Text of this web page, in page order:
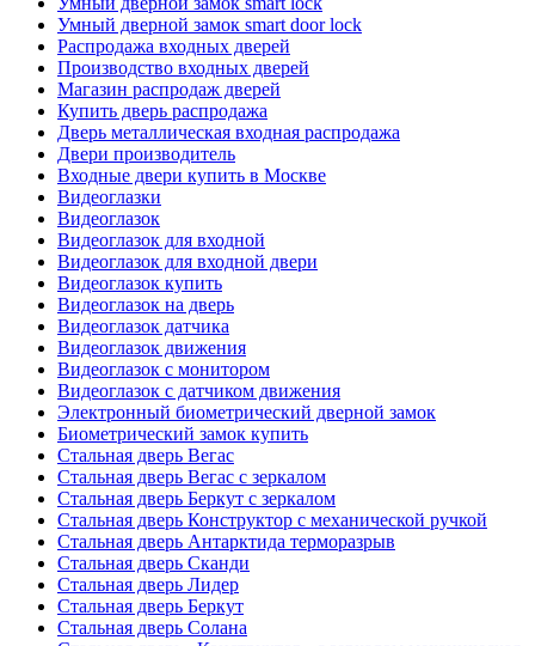
Умный дверной замок smart door lock
Распродажа входных дверей
Производство входных дверей
Магазин распродаж дверей
Купить дверь распродажа
Дверь металлическая входная распродажа
Двери производитель
Входные двери купить в Москве
Видеоглазки
Видеоглазок
Видеоглазок для входной
Видеоглазок для входной двери
Видеоглазок купить
Видеоглазок на дверь
Видеоглазок датчика
Видеоглазок движения
Видеоглазок с монитором
Видеоглазок с датчиком движения
Электронный биометрический дверной замок
Биометрический замок купить
Стальная дверь Вегас
Стальная дверь Вегас с зеркалом
Стальная дверь Беркут с зеркалом
Стальная дверь Конструктор с механической ручкой
Стальная дверь Антарктида терморазрыв
Стальная дверь Сканди
Стальная дверь Лидер
Стальная дверь Беркут
Стальная дверь Солана